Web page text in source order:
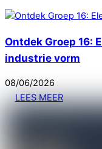
Ontdek Groep 16:
industrie vorm
08/06/2026
LEES MEER